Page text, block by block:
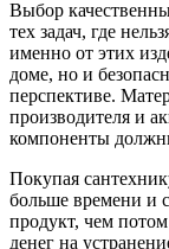
Выбор
тех задач, где
именно от этих
доме, но и
перспективе.
производителя и
компоненты
Покупая
больше времени и
продукт, чем
денег на